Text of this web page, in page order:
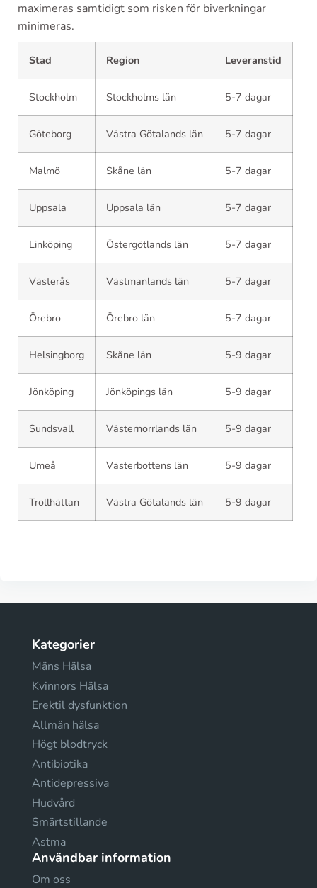
maximeras samtidigt som risken för biverkningar
minimeras.
Stad Region Leveranstid
Stockholm Stockholms län 5-7 dagar
Göteborg Västra Götalands län 5-7 dagar
Malmö Skåne län 5-7 dagar
Uppsala Uppsala län 5-7 dagar
Linköping Östergötlands län 5-7 dagar
Västerås Västmanlands län 5-7 dagar
Örebro Örebro län 5-7 dagar
Helsingborg Skåne län 5-9 dagar
Jönköping Jönköpings län 5-9 dagar
Sundsvall Västernorrlands län 5-9 dagar
Umeå Västerbottens län 5-9 dagar
Trollhättan Västra Götalands län 5-9 dagar
Kategorier
Mäns Hälsa
Kvinnors Hälsa
Erektil dysfunktion
Allmän hälsa
Högt blodtryck
Antibiotika
Antidepressiva
Hudvård
Smärtstillande
Astma
Användbar information
Om oss